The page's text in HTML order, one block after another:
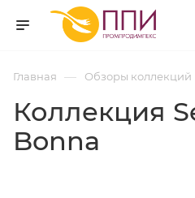
Главная — Обзоры коллекций
Коллекция
Bonna